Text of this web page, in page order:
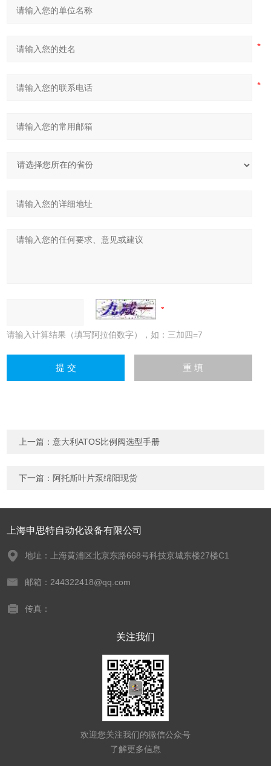
请输入计算结果（填写阿拉伯数字），如：三加四=7
上一篇：意大利ATOS比例阀选型手册
下一篇： 阿托斯叶片泵绵阳现货
上海申思特自动化设备有限公司
地址：上海黄浦区北京东路668号科技京城东楼27楼C1
邮箱：244322418@qq.com
传真：
关注我们
欢迎您关注我们的微信公众号
了解更多信息